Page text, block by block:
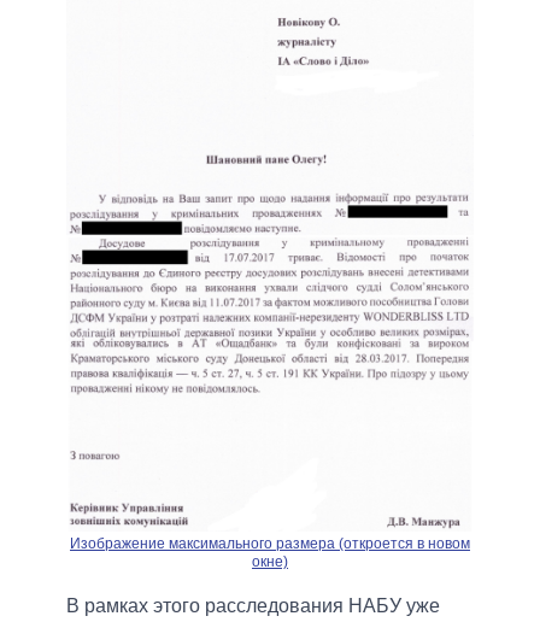
Изображение максимального размера (откроется в новом
окне)
В рамках этого расследования НАБУ уже